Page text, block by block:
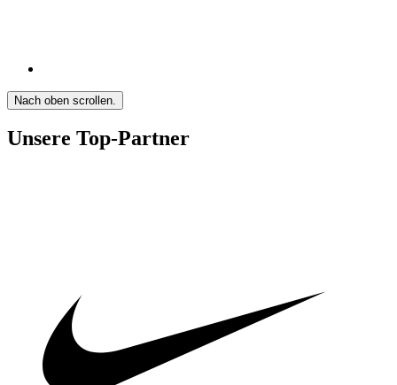
Nach oben scrollen.
Unsere Top-Partner